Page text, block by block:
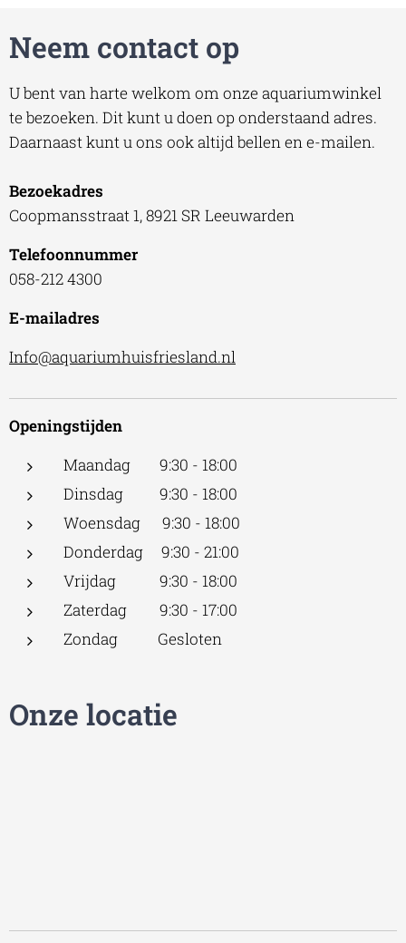
Neem contact op
U bent van harte welkom om onze aquariumwinkel
te bezoeken. Dit kunt u doen op onderstaand adres.
Daarnaast kunt u ons ook altijd bellen en e-mailen.
Bezoekadres
Coopmansstraat 1, 8921 SR Leeuwarden
Telefoonnummer
058-212 4300
E-mailadres
Info@aquariumhuisfriesland.nl
Openingstijden
Maandag 9:30 - 18:00
Dinsdag 9:30 - 18:00
Woensdag 9:30 - 18:00
Donderdag 9:30 - 21:00
Vrijdag 9:30 - 18:00
Zaterdag 9:30 - 17:00
Zondag Gesloten
Onze locatie